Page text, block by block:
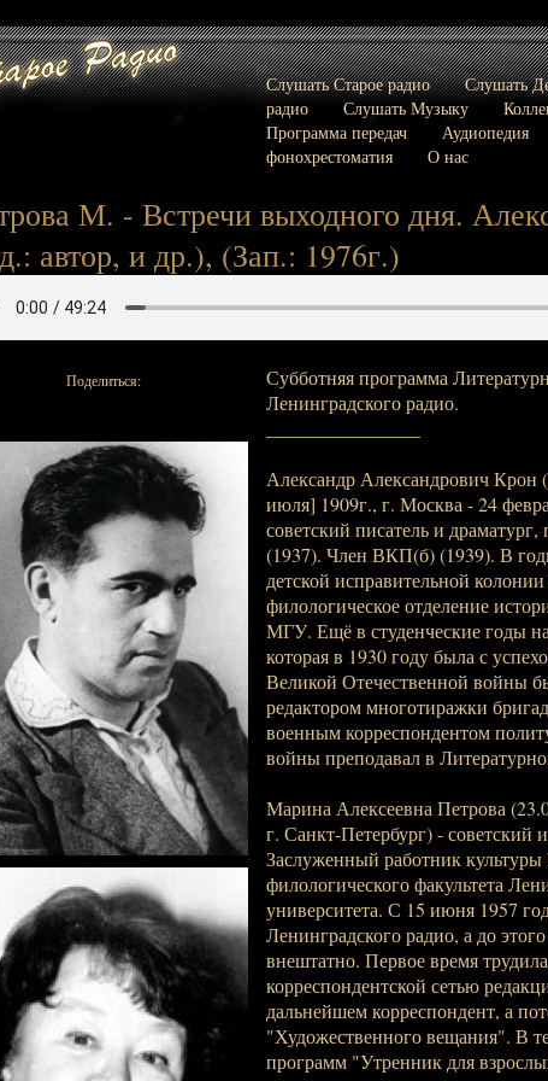
Слушать Старое радио
Слушать
радио
Слушать Музыку
Программа передач
Аудиопедия
фонохрестоматия
О нас
М. - Встречи выходного дня.
автор, и др.), (Зап.: 1976г.)
Поделиться:
Субботняя программа
Ленинградского радио.
Александр Александрович
июля] 1909г., г. Москва - 24
советский писатель и
(1937). Член ВКП(б) (1939). В
детской исправительной
филологическое отделение
МГУ. Ещё в студенческие годы
которая в 1930 году была с
Великой Отечественной войны
редактором многотиражки
военным корреспондентом
войны преподавал в
Марина Алексеевна Петрова
г. Санкт-Петербург) - советский
Заслуженный работник
филологического факультета
университета. С 15 июня 1957
Ленинградского радио, а до
внештатно. Первое время
корреспондентской сетью
дальнейшем корреспондент, а
"Художественного вещания". В
программ "Утренник для